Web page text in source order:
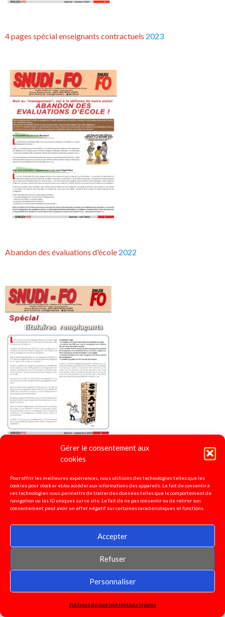
Gérer le consentement aux
cookies
Pour offrir les meilleures expériences, nous utilisons des technologies telles que les
cookies pour stocker et/ou accéder aux informations des appareils. Le fait de consentir à
ces technologies nous permettra de traiter des données telles que le comportement de
navigation ou les ID uniques sur ce site. Le fait de ne pas consentir ou de retirer son
consentement peut avoir un effet négatif sur certaines caractéristiques et fonctions.
Accepter
Refuser
Personnaliser
Politique de cookiesMentions légales
4 pages spécial enseignants contractuels 2023
Abandon des évaluations d'école 2022